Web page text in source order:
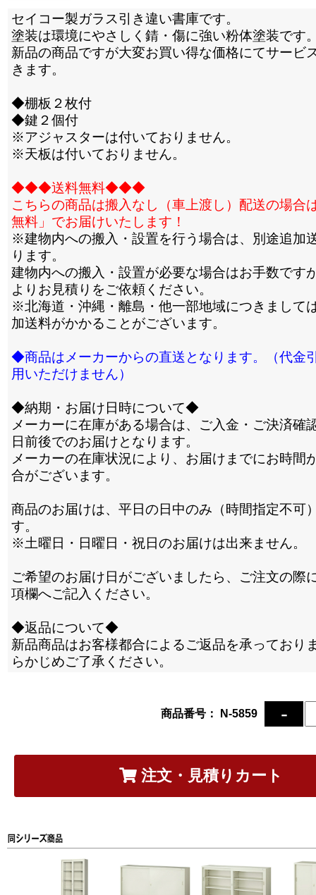
セイコー製ガラス引き違い書庫です。
塗装は環境にやさしく錆・傷に強い粉体塗装です
新品の商品ですが大変お買い得な価格にてサービ
きます。
◆棚板２枚付
◆鍵２個付
※アジャスターは付いておりません。
※天板は付いておりません。
◆◆◆送料無料◆◆◆
こちらの商品は搬入なし（車上渡し）配送の場合
無料」でお届けいたします！
※建物内への搬入・設置を行う場合は、別途追加
ります。
建物内への搬入・設置が必要な場合はお手数です
よりお見積りをご依頼ください。
※北海道・沖縄・離島・他一部地域につきまして
加送料がかかることがございます。
◆商品はメーカーからの直送となります。（代金
用いただけません）
◆納期・お届け日時について◆
メーカーに在庫がある場合は、ご入金・ご決済確
日前後でのお届けとなります。
メーカーの在庫状況により、お届けまでにお時間
合がございます。
商品のお届けは、平日の日中のみ（時間指定不可
す。
※土曜日・日曜日・祝日のお届けは出来ません。
ご希望のお届け日がございましたら、ご注文の際
項欄へご記入ください。
◆返品について◆
新品商品はお客様都合によるご返品を承っており
らかじめご了承ください。
商品番号： N-5859
注文・見積りカート